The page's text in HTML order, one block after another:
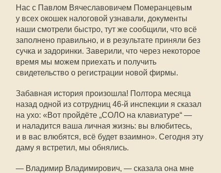
Нас с Павлом Вячеславовичем Померанцевым
у всех окошек налоговой узнавали, документы
наши смотрели быстро, тут же сообщили, что всё
заполнено правильно, и в результате приняли без
сучка и задоринки. Заверили, что через некоторое
время мы можем приехать и получить
свидетельство о регистрации новой фирмы.
Забавная история произошла! Полтора месяца
назад одной из сотрудниц 46-й инспекции я сказал
на ухо: «Вот пройдёте „СОЛО на клавиатуре“ —
и наладится ваша личная жизнь: вы влюбитесь,
и в вас влюбятся, всё будет взаимно». Сегодня эту
даму я встретил, мы обнялись.
— Владимир Владимирович, — сказала она мне